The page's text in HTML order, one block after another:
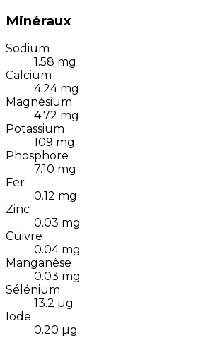
Minéraux
Sodium
1.58 mg
Calcium
4.24 mg
Magnésium
4.72 mg
Potassium
109 mg
Phosphore
7.10 mg
Fer
0.12 mg
Zinc
0.03 mg
Cuivre
0.04 mg
Manganèse
0.03 mg
Sélénium
13.2 µg
Iode
0.20 µg